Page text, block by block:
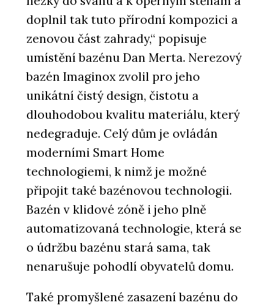
doplnil tak tuto přírodní kompozici a
zenovou část zahrady,“ popisuje
umístění bazénu Dan Merta. Nerezový
bazén Imaginox zvolil pro jeho
unikátní čistý design, čistotu a
dlouhodobou kvalitu materiálu, který
nedegraduje. Celý dům je ovládán
moderními Smart Home
technologiemi, k nimž je možné
připojit také bazénovou technologii.
Bazén v klidové zóně i jeho plně
automatizovaná technologie, která se
o údržbu bazénu stará sama, tak
nenarušuje pohodlí obyvatelů domu.
Také promyšlené zasazení bazénu do